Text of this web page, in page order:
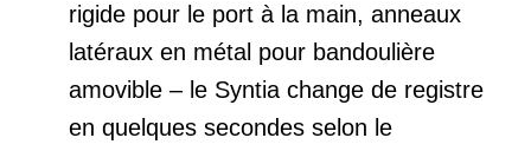
rigide pour le port à la main, anneaux
latéraux en métal pour bandoulière
amovible – le Syntia change de registre
en quelques secondes selon le